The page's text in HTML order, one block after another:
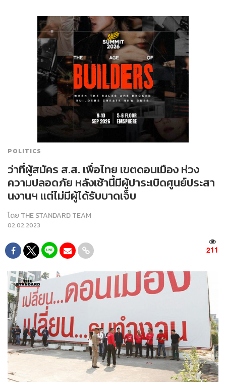
POLITICS
ว่าที่ผู้สมัคร ส.ส. เพื่อไทย เขตดอนเมือง ห่วง
ความปลอดภัย หลังเช้านี้มีผู้ปาระเบิดศูนย์ประสา
นงานฯ แต่ไม่มีผู้ได้รับบาดเจ็บ
โดย THE STANDARD TEAM
02.02.2023
211